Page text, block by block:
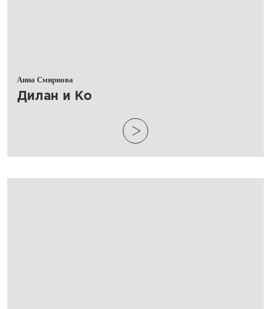
Анна Смирнова
​Дилан и Ко